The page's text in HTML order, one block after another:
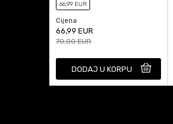
66,99 EUR
Cijena
66,99 EUR
70,00EUR
DODAJ U KORPU